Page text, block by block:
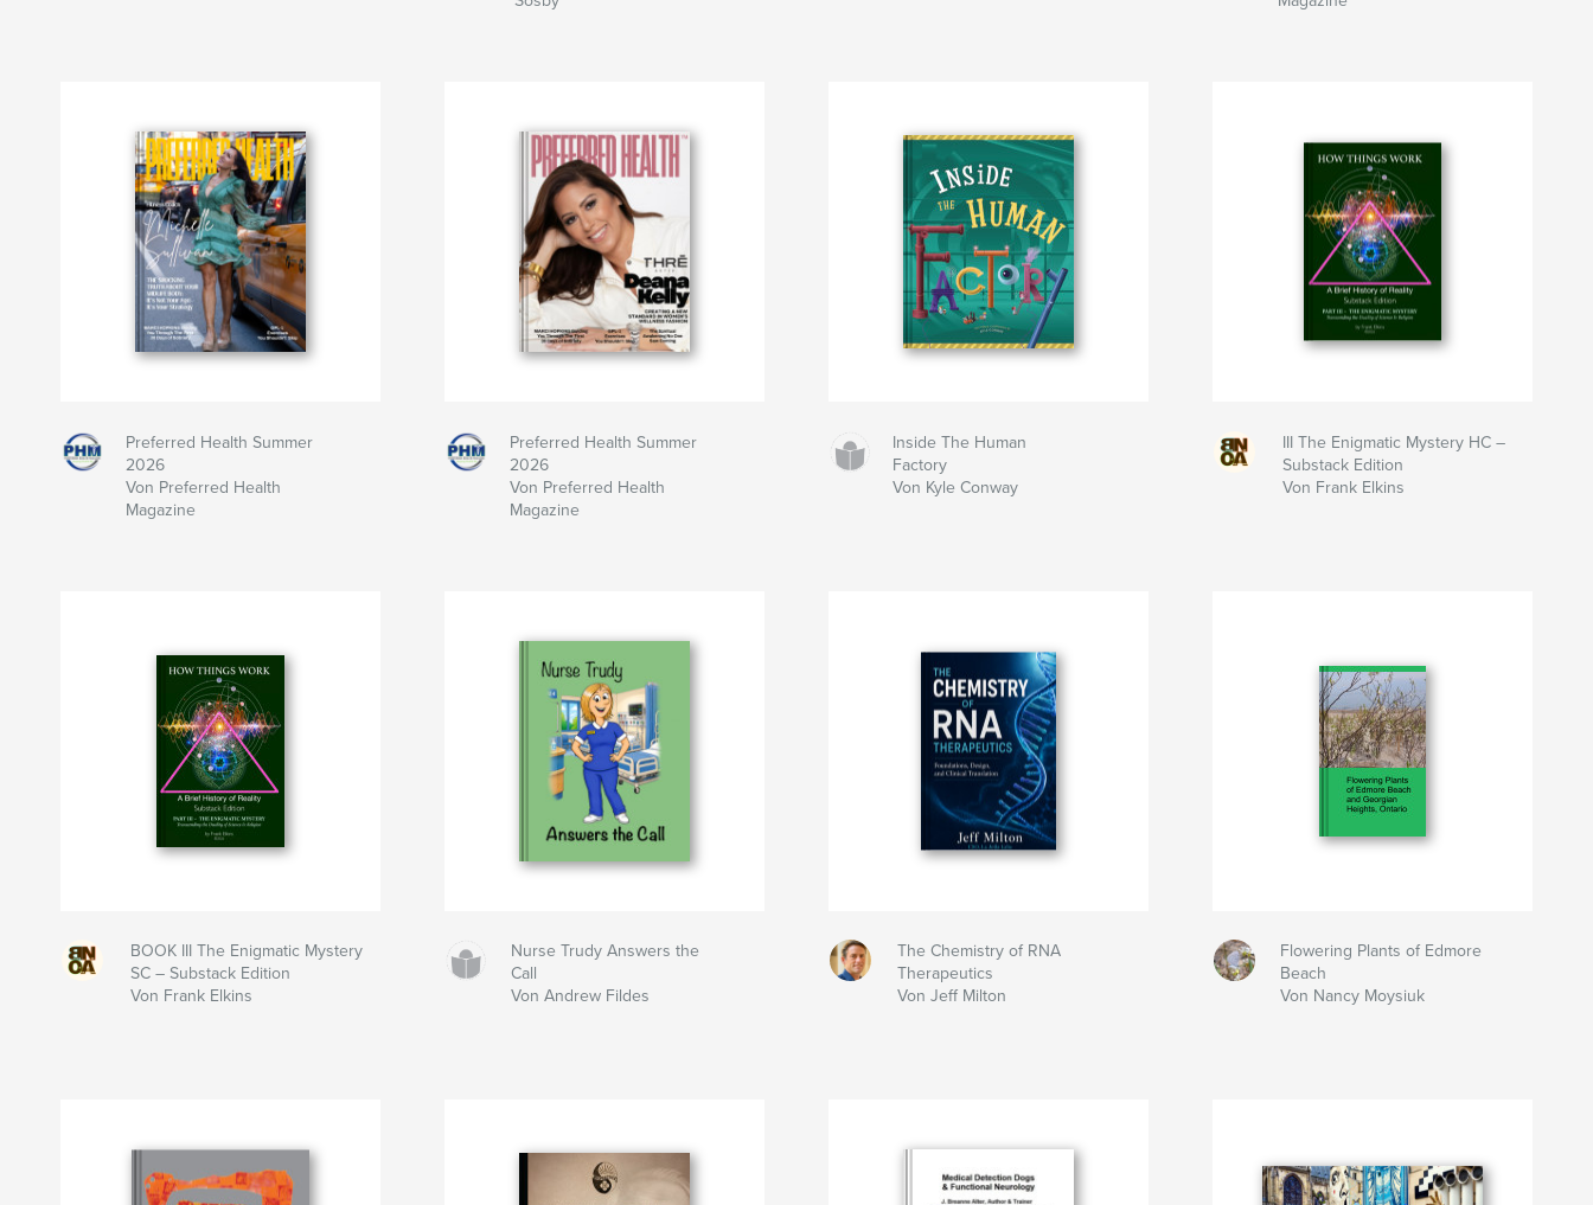
Preferred Health Summer
2026
Von Preferred Health
Magazine
Preferred Health Summer
2026
Von Preferred Health
Magazine
Inside The Human
Factory
Von Kyle Conway
III The Enigmatic Mystery HC –
Substack Edition
Von Frank Elkins
BOOK III The Enigmatic Mystery
SC – Substack Edition
Von Frank Elkins
Nurse Trudy Answers the
Call
Von Andrew Fildes
The Chemistry of RNA
Therapeutics
Von Jeff Milton
Flowering Plants of Edmore
Beach
Von Nancy Moysiuk